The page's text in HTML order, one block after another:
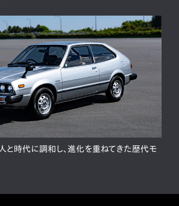
と時代に調和し、進化を重ねてきた歴代モ